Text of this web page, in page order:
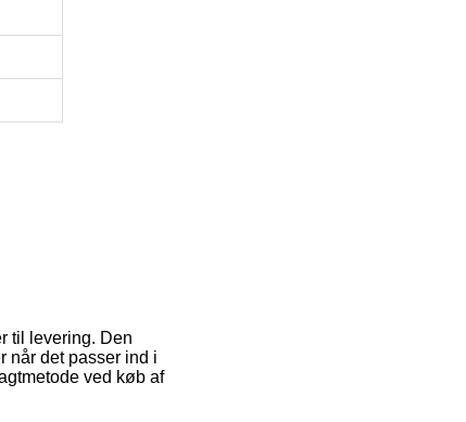
til levering. Den
når det passer ind i
ved køb af